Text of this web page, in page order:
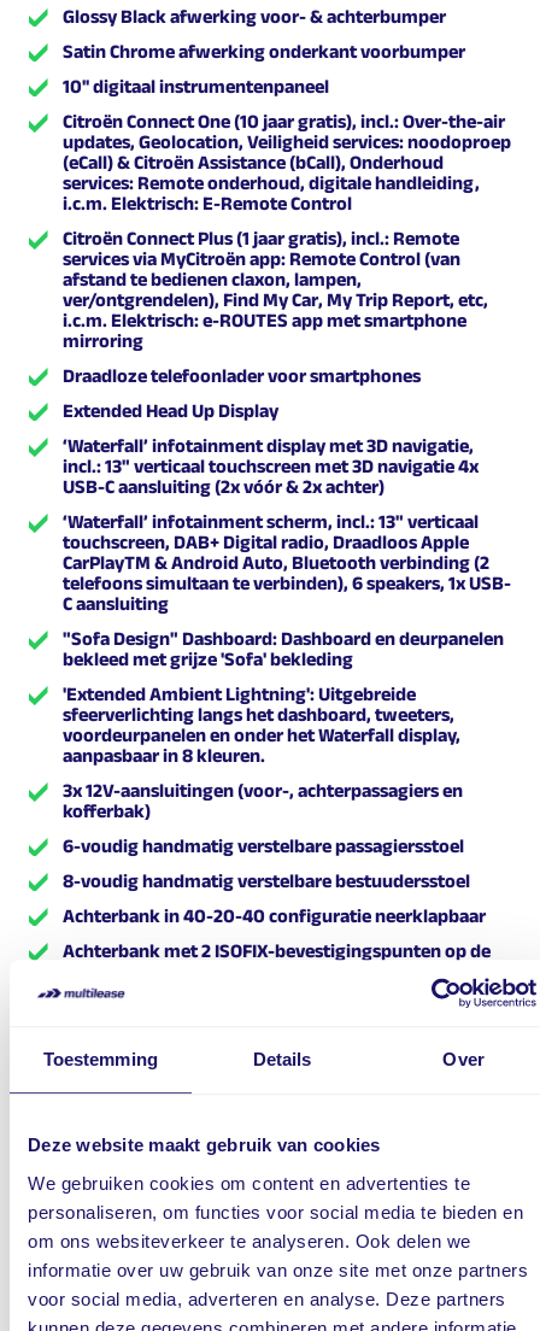
Toestemming Details Over
Deze website maakt gebruik van cookies
We gebruiken cookies om content en advertenties te
personaliseren, om functies voor social media te bieden en
om ons websiteverkeer te analyseren. Ook delen we
informatie over uw gebruik van onze site met onze partners
voor social media, adverteren en analyse. Deze partners
Glossy Black afwerking voor- & achterbumper
Satin Chrome afwerking onderkant voorbumper
10'' digitaal instrumentenpaneel
Citroën Connect One (10 jaar gratis), incl.: Over-the-air
updates, Geolocation, Veiligheid services: noodoproep
(eCall) & Citroën Assistance (bCall), Onderhoud
services: Remote onderhoud, digitale handleiding,
i.c.m. Elektrisch: E-Remote Control
Citroën Connect Plus (1 jaar gratis), incl.: Remote
services via MyCitroën app: Remote Control (van
afstand te bedienen claxon, lampen,
ver/ontgrendelen), Find My Car, My Trip Report, etc,
i.c.m. Elektrisch: e-ROUTES app met smartphone
mirroring
Draadloze telefoonlader voor smartphones
Extended Head Up Display
‘Waterfall’ infotainment display met 3D navigatie,
incl.: 13" verticaal touchscreen met 3D navigatie 4x
USB-C aansluiting (2x vóór & 2x achter)
‘Waterfall’ infotainment scherm, incl.: 13" verticaal
touchscreen, DAB+ Digital radio, Draadloos Apple
CarPlayTM & Android Auto, Bluetooth verbinding (2
telefoons simultaan te verbinden), 6 speakers, 1x USB-
C aansluiting
"Sofa Design" Dashboard: Dashboard en deurpanelen
bekleed met grijze 'Sofa' bekleding
'Extended Ambient Lightning': Uitgebreide
sfeerverlichting langs het dashboard, tweeters,
voordeurpanelen en onder het Waterfall display,
aanpasbaar in 8 kleuren.
3x 12V-aansluitingen (voor-, achterpassagiers en
kofferbak)
6-voudig handmatig verstelbare passagiersstoel
8-voudig handmatig verstelbare bestuudersstoel
Achterbank in 40-20-40 configuratie neerklapbaar
Achterbank met 2 ISOFIX-bevestigingspunten op de
Achterbank met verstelbare rugleuningen (tussen 21°
Automatische dimmende binnenspiegel
Blauwe kunstlederen/stoffen bekleding
opbergruimte
Citroën Advanced Comfort stoelen met extra dikke
schuimvulling (15 mm) voor optimaal reiscomfort
Drive Mode Selector
Elektrische bedienbare ramen vóór & achter met one-
touch